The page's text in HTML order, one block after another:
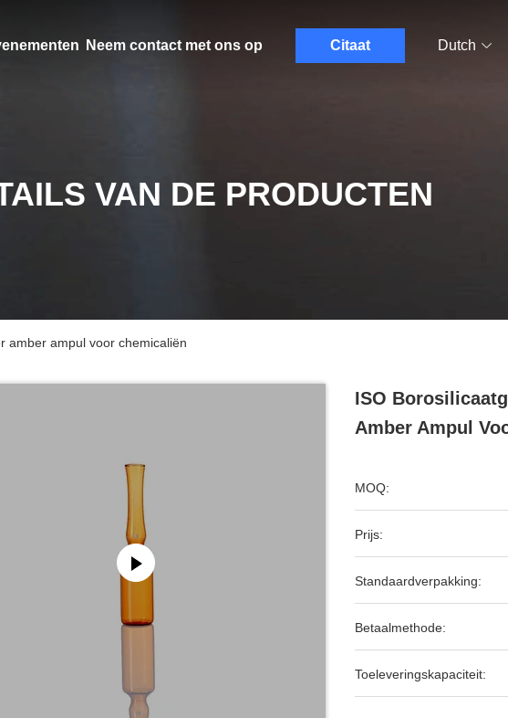
Neem contact met ons op Citaat Dutch
VAN DE PRODUCTEN
amber ampul voor chemicaliën
ISO
Amber Ampul
MOQ:
Prijs:
Standaardverpakking:
Betaalmethode:
Toeleveringskapaciteit: